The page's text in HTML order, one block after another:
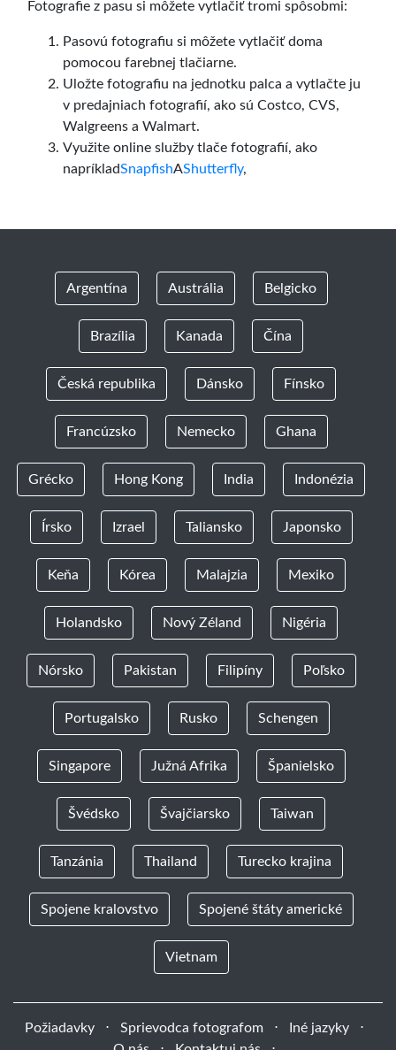
Fotografie z pasu si môžete vytlačiť tromi spôsobmi:
Pasovú fotografiu si môžete vytlačiť doma
pomocou farebnej tlačiarne.
Uložte fotografiu na jednotku palca a vytlačte ju
v predajniach fotografií, ako sú Costco, CVS,
Walgreens a Walmart.
Využite online služby tlače fotografií, ako
napríkladSnapfishAShutterfly,
Argentína Austrália Belgicko
Brazília Kanada Čína
Česká republika Dánsko Fínsko
Francúzsko Nemecko Ghana
Grécko Hong Kong India Indonézia
Írsko Izrael Taliansko Japonsko
Keňa Kórea Malajzia Mexiko
Holandsko Nový Zéland Nigéria
Nórsko Pakistan Filipíny Poľsko
Portugalsko Rusko Schengen
Singapore Južná Afrika Španielsko
Švédsko Švajčiarsko Taiwan
Tanzánia Thailand Turecko krajina
Spojene kralovstvo Spojené štáty americké
Vietnam
Požiadavky ⋅ Sprievodca fotografom ⋅ Iné jazyky
⋅